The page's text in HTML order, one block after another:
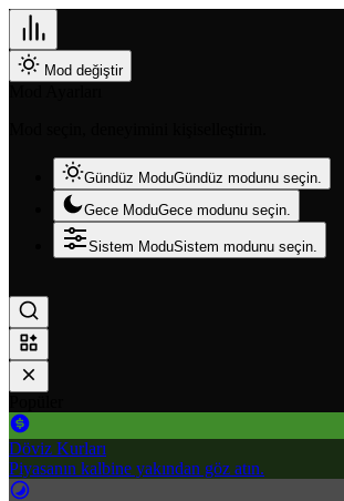
Mod değiştir
Gündüz ModuGündüz modunu seçin.
Gece ModuGece modunu seçin.
Sistem ModuSistem modunu seçin.
Döviz Kurları
Piyasanın kalbine yakından göz atın.